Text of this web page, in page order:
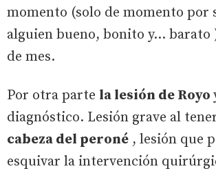
momento (solo de momento por
alguien bueno, bonito y... barato
de mes.
Por otra parte la lesión de Royo
diagnóstico. Lesión grave al
cabeza del peroné , lesión que
esquivar la intervención